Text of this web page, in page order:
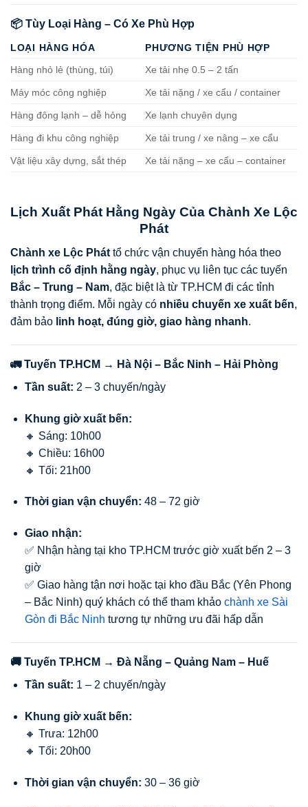
📦 Tùy Loại Hàng – Có Xe Phù Hợp
LOẠI HÀNG HÓA
PHƯƠNG TIỆN PHÙ HỢP
Hàng nhỏ lẻ (thùng, túi)
Xe tải nhẹ 0.5 – 2 tấn
Máy móc công nghiệp Xe tải nặng / xe cẩu / container
Hàng đông lạnh – dễ hỏng Xe lạnh chuyên dụng
Hàng đi khu công nghiệp Xe tải trung / xe nâng – xe cẩu
Vật liệu xây dựng, sắt thép Xe tải nặng – xe cẩu – container
Lịch Xuất Phát Hằng Ngày Của Chành Xe Lộc
Phát
Chành xe Lộc Phát tổ chức vận chuyển hàng hóa theo
lịch trình cố định hằng ngày, phục vụ liên tục các tuyến
Bắc – Trung – Nam, đặc biệt là từ TP.HCM đi các tỉnh
thành trọng điểm. Mỗi ngày có nhiều chuyến xe xuất bến,
đảm bảo linh hoạt, đúng giờ, giao hàng nhanh.
🚛 Tuyến TP.HCM → Hà Nội – Bắc Ninh – Hải Phòng
Tần suất: 2 – 3 chuyến/ngày
Khung giờ xuất bến:
🔸 Sáng: 10h00
🔸 Chiều: 16h00
🔸 Tối: 21h00
Thời gian vận chuyển: 48 – 72 giờ
Giao nhận:
✅ Nhận hàng tại kho TP.HCM trước giờ xuất bến 2 – 3
giờ
✅ Giao hàng tận nơi hoặc tại kho đầu Bắc (Yên Phong
– Bắc Ninh) quý khách có thể tham khảo chành xe Sài
Gòn đi Bắc Ninh tương tự những ưu đãi hấp dẫn
🚚 Tuyến TP.HCM → Đà Nẵng – Quảng Nam – Huế
Tần suất: 1 – 2 chuyến/ngày
Khung giờ xuất bến:
🔸 Trưa: 12h00
🔸 Tối: 20h00
Thời gian vận chuyển: 30 – 36 giờ